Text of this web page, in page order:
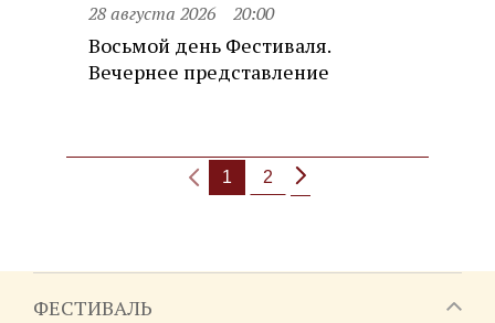
28 августа 2026 20:00
Восьмой день Фестиваля.
Вечернее представление
1 2
ФЕСТИВАЛЬ